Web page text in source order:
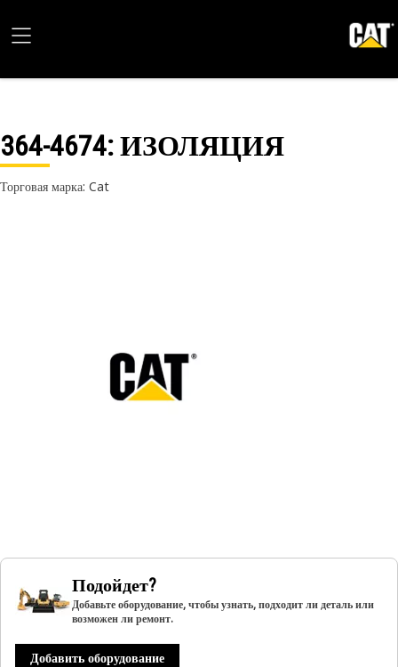
364-4674: ИЗОЛЯЦИЯ
Торговая марка: Cat
Подойдет?
Добавьте оборудование, чтобы узнать, подходит ли деталь или
возможен ли ремонт.
Добавить оборудование